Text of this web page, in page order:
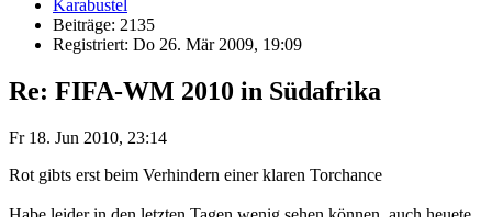
Karabustel
Beiträge: 2135
Registriert: Do 26. Mär 2009, 19:09
Re: FIFA-WM 2010 in Südafrika
Fr 18. Jun 2010, 23:14
Rot gibts erst beim Verhindern einer klaren Torchance